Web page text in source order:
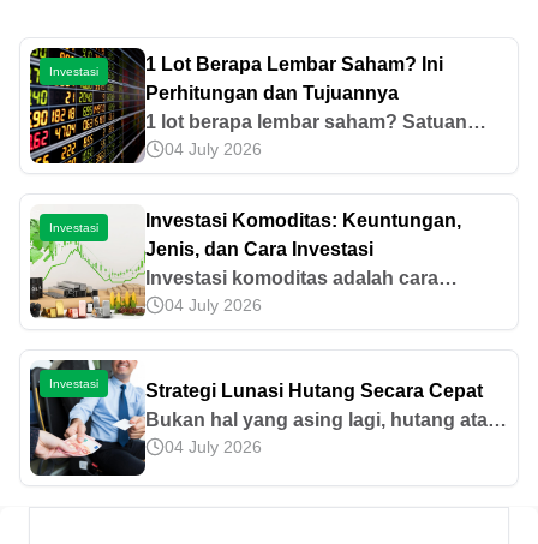
Investasi
1 Lot Berapa Lembar Saham? Ini
Perhitungan dan Tujuannya
1 lot berapa lembar saham? Satuan
pembelian saham ini mengindikasikan
100 lembar saham untuk menunjukkan
jumlah unitnya. Simak perhitungan
lengkapnya di sini!
04 July 2026
Investasi
Investasi Komoditas: Keuntungan,
Jenis, dan Cara Investasi
Investasi komoditas adalah cara
menanamkan modal pada barang
mentah seperti logam, energi,
selengkapnya di sini!
04 July 2026
Investasi
Strategi Lunasi Hutang Secara Cepat
Bukan hal yang asing lagi, hutang atau
pinjaman merupakan salah satu jalan
permasalahan keuangan.
04 July 2026